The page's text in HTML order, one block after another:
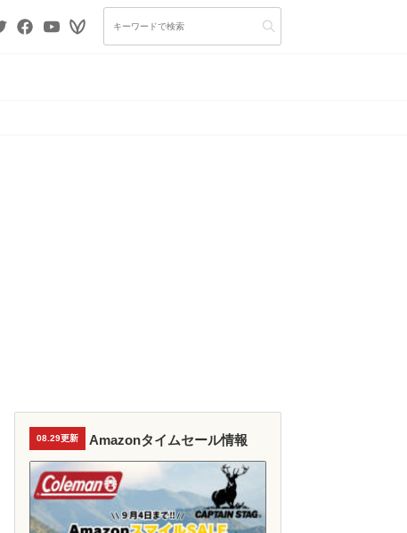
08.29更新 Amazonタイムセール情報